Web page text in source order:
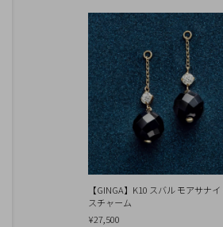
【GINGA】K10 スバル モアサナ
スチャーム
¥27,500